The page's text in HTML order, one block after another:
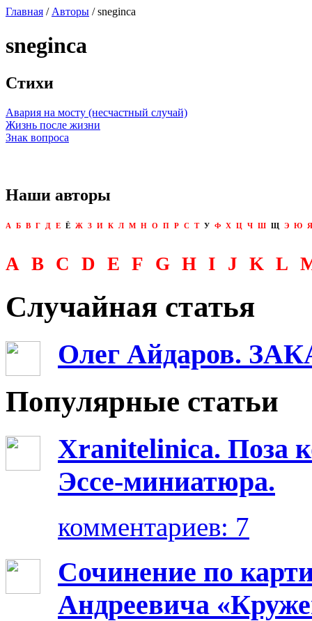
Главная / Авторы / sneginca
sneginca
Стихи
Авария на мосту (несчастный случай)
Жизнь после жизни
Знак вопроса
Наши авторы
А Б В Г Д Е Ё Ж З И К Л М Н О П Р С Т У Ф Х Ц Ч Ш Щ Э Ю Я
A B C D E F G H I J K L
Случайная статья
Олег Айдаров.
Популярные статьи
Xranitelinica. Поза
Эссе-миниатюра.
комментариев: 7
Сочинение по
Андреевича